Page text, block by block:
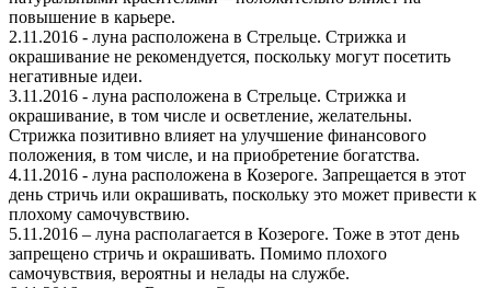
повышение в карьере.
2.11.2016 - луна расположена в Стрельце. Стрижка и
окрашивание не рекомендуется, поскольку могут посетить
негативные идеи.
3.11.2016 - луна расположена в Стрельце. Стрижка и
окрашивание, в том числе и осветление, желательны.
Стрижка позитивно влияет на улучшение финансового
положения, в том числе, и на приобретение богатства.
4.11.2016 - луна расположена в Козероге. Запрещается в этот
день стричь или окрашивать, поскольку это может привести к
плохому самочувствию.
5.11.2016 – луна располагается в Козероге. Тоже в этот день
запрещено стричь и окрашивать. Помимо плохого
самочувствия, вероятны и нелады на службе.